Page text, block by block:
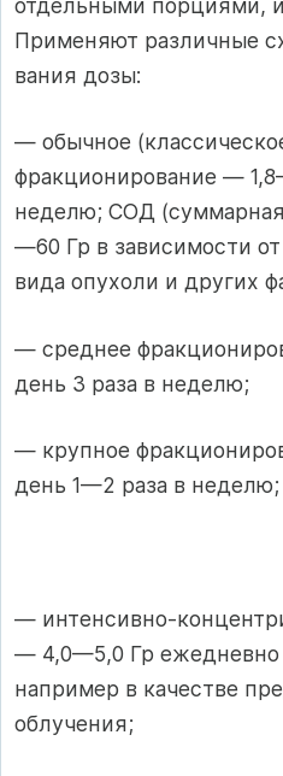
отдельными порциями,
Применяют различные
вания дозы:
— обычное
фракционирование —
неделю; СОД
—60 Гр в зависимости от
вида опухоли и других
— среднее
день 3 раза в неделю;
— крупное
день 1—2 раза в неделю;
— интенсивно-
— 4,0—5,0 Гр ежедневно
например в качестве
облучения;